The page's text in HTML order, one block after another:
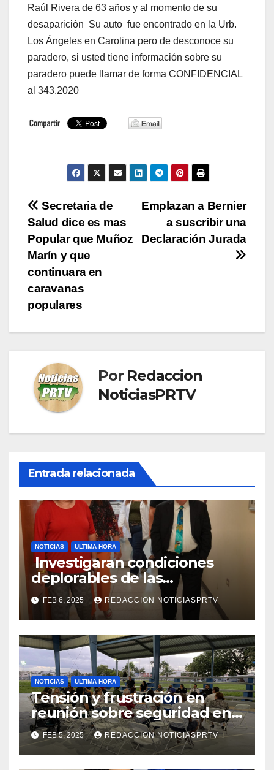
Raúl Rivera de 63 años y al momento de su
desaparición Su auto fue encontrado en la Urb.
Los Ángeles en Carolina pero de desconoce su
paradero, si usted tiene información sobre su
paradero puede llamar de forma CONFIDENCIAL
al 343.2020
Navegación
de
entradas
Emplazan a Bernier
a suscribir una
Declaración Jurada
Secretaria de
Salud dice es mas
Popular que Muñoz
Marín y que
continuara en
caravanas
populares
Por Redaccion
NoticiasPRTV
Entrada relacionada
NOTICIAS ULTIMA HORA
Investigaran condiciones
deplorables de las
facilidades el Departamento
de la Salud en Mayagüez
FEB 6, 2025 REDACCION NOTICIASPRTV
NOTICIAS ULTIMA HORA
Tensión y frustración en
reunión sobre seguridad en
Reparto Metropolitano
FEB 5, 2025 REDACCION NOTICIASPRTV